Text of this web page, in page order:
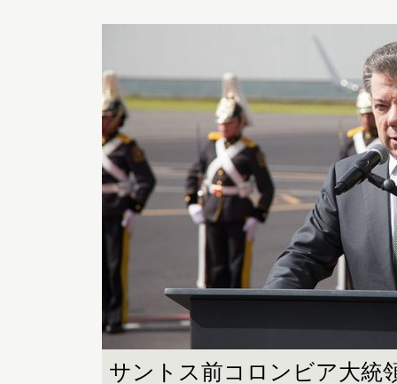
サントス前コロンビア大